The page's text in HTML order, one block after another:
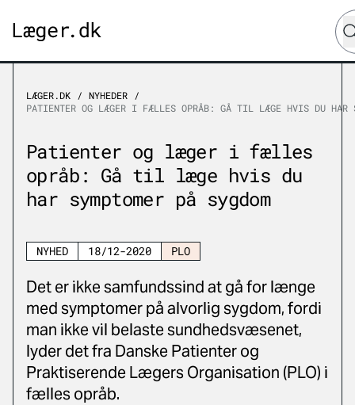
LÆGER.DK
NYHEDER
PATIENTER OG LÆGER I FÆLLES OPRÅB: GÅ TIL LÆGE HVIS DU HAR
Patienter og læger i fælles
opråb: Gå til læge hvis du
har symptomer på sygdom
NYHED 18/12-2020 PLO
Det er ikke samfundssind at gå for længe
med symptomer på alvorlig sygdom, fordi
man ikke vil belaste sundhedsvæsenet,
lyder det fra Danske Patienter og
Praktiserende Lægers Organisation (PLO) i
fælles opråb.